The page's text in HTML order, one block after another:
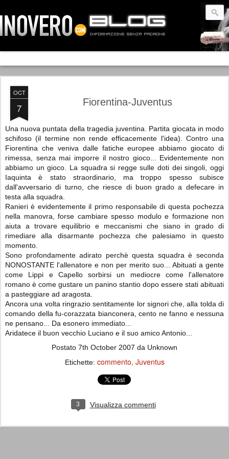
OCT
7 Fiorentina-Juventus
Una nuova puntata della tragedia juventina. Partita giocata in modo
schifoso (il termine non rende efficacemente l'idea). Contro una
Fiorentina che veniva dalle fatiche europee abbiamo giocato di
rimessa, senza mai imporre il nostro gioco... Evidentemente non
abbiamo un gioco. La squadra si regge sulle doti dei singoli, oggi
Iaquinta è stato straordinario, ma troppo spesso subisce
dall'avversario di turno, che riesce di buon grado a defecare in
testa alla squadra.
Ranieri è evidentemente il primo responsabile di questa pochezza
nella manovra, forse cambiare spesso modulo e formazione non
aiuta a trovare equilibrio e meccanismi che siano in grado di
rimediare alla disarmante pochezza che palesiamo in questo
momento.
Sono profondamente adirato perchè questa squadra è seconda
NONOSTANTE l'allenatore e non per merito suo... Abituati a gente
come Lippi e Capello sorbirsi un mediocre come l'allenatore
romano è come gustare un panino stantio dopo essere stati abituati
a pasteggiare ad aragosta.
Ancora una volta ringrazio sentitamente lor signori che, alla tolda di
comando della fu-corazzata bianconera, cento ne fanno e nessuna
ne pensano... Da esonero immediato...
Aridatece il buon vecchio Luciano e il suo amico Antonio...
Postato 7th October 2007 da Unknown
Etichette: commento Juventus
3 Visualizza commenti